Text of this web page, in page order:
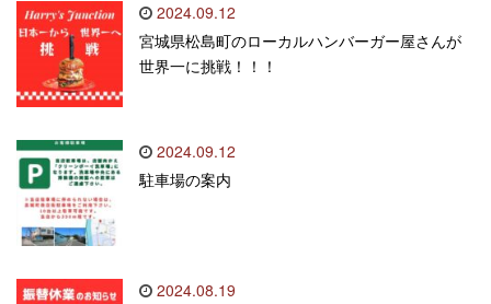
2024.09.12
宮城県松島町のローカルハンバーガー屋さんが
世界一に挑戦！！！
2024.09.12
駐車場の案内
2024.08.19